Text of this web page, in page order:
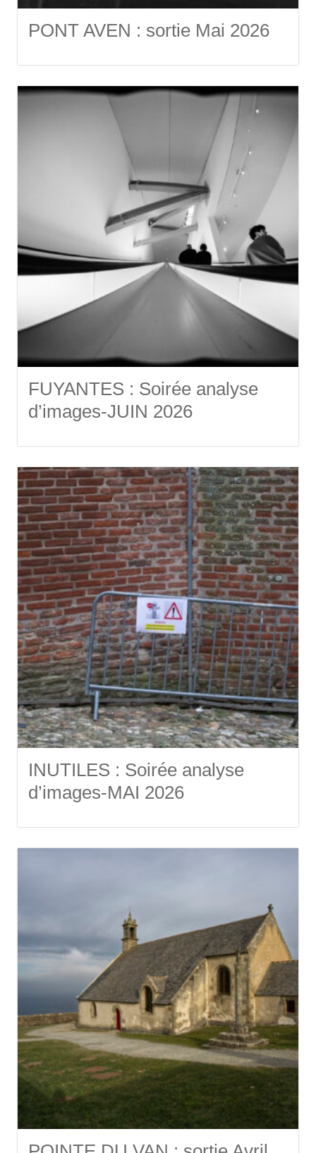
PONT AVEN : sortie Mai 2026
FUYANTES : Soirée analyse
d’images-JUIN 2026
INUTILES : Soirée analyse
d’images-MAI 2026